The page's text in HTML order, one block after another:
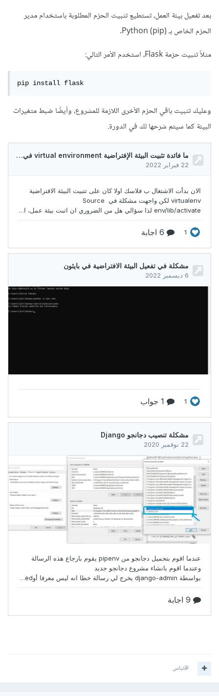
بعد تفعيل بيئة العمل، تستطيع تثبيت الحزم المطلوبة باستخدام مدير
الحزم الخاص بـ Python (pip).
مثلاً تثبيت حزمة Flask، استخدم الأمر التالي:
pip install flask
وعليك تثبيت باقي الحزم الأخرى اللازمة للمشروع، وأيضًا ضبط متغيرات
البيئة كما سيتم شرحها لك في الدورة.
اقتباس